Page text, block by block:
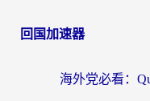
回国加速器